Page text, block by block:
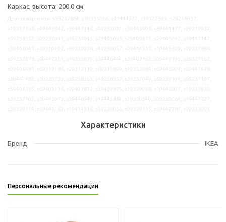
Каркас, высота: 200.0 см
Характеристики
Бренд IKEA
Персональные рекомендации